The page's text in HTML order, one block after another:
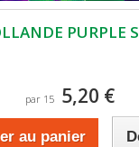
PURPLE
par 15 5,20 €
au panier